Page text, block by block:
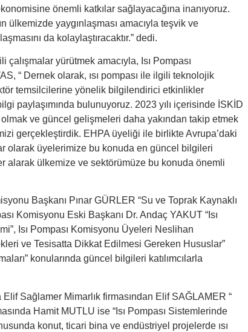
önemli katkılar sağlayacağına inanıyoruz.
ülkemizde yaygınlaşması amacıyla teşvik ve
da kolaylaştıracaktır.” dedi.
çalışmalar yürütmek amacıyla, Isı Pompası
“ Dernek olarak, ısı pompası ile ilgili teknolojik
temsilcilerine yönelik bilgilendirici etkinlikler
paylaşımında bulunuyoruz. 2023 yılı içerisinde İSKİD
ve güncel gelişmeleri daha yakından takip etmek
gerçekleştirdik. EHPA üyeliği ile birlikte Avrupa’daki
olarak üyelerimize bu konuda en güncel bilgileri
alarak ülkemize ve sektörümüze bu konuda önemli
Başkanı Pınar GÜRLER “Su ve Toprak Kaynaklı
Komisyonu Eski Başkanı Dr. Andaç YAKUT “Isı
Isı Pompası Komisyonu Üyeleri Neslihan
ve Tesisatta Dikkat Edilmesi Gereken Hususlar”
konularında güncel bilgileri katılımcılarla
Sağlamer Mimarlık firmasından Elif SAĞLAMER “
Hamit MUTLU ise “Isı Pompası Sistemlerinde
konut, ticari bina ve endüstriyel projelerde ısı